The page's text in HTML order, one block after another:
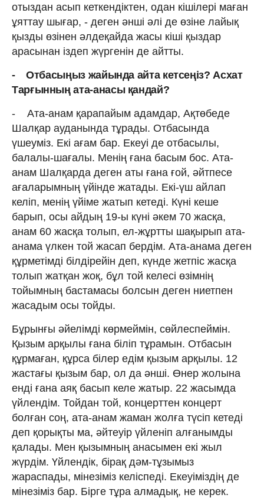
отыздан асып кеткендіктен, одан кішілері маған
ұяттау шығар, - деген әнші әлі де өзіне лайық
қызды өзінен әлдеқайда жасы кіші қыздар
арасынан іздеп жүргенін де айтты.
- Отбасыңыз жайында айта кетсеңіз? Асхат
Тарғынның ата-анасы қандай?
- Ата-анам қарапайым адамдар, Ақтөбеде
Шалқар ауданында тұрады. Отбасында
үшеуміз. Екі ағам бар. Екеуі де отбасылы,
балалы-шағалы. Менің ғана басым бос. Ата-
анам Шалқарда деген аты ғана ғой, әйтпесе
ағаларымның үйінде жатады. Екі-үш айлап
келіп, менің үйіме жатып кетеді. Күні кеше
барып, осы айдың 19-ы күні әкем 70 жасқа,
анам 60 жасқа толып, ел-жұртты шақырып ата-
анама үлкен той жасап бердім. Ата-анама деген
құрметімді білдірейін деп, күнде жетпіс жасқа
толып жатқан жоқ, бұл той келесі өзімнің
тойымның бастамасы болсын деген ниетпен
жасадым осы тойды.
Бұрынғы әйелімді көрмеймін, сөйлеспеймін.
Қызым арқылы ғана біліп тұрамын. Отбасын
құрмаған, құрса білер едім қызым арқылы. 12
жастағы қызым бар, ол да әнші. Өнер жолына
енді ғана аяқ басып келе жатыр. 22 жасымда
үйлендім. Тойдан той, концерттен концерт
болған соң, ата-анам жаман жолға түсіп кетеді
деп қорықты ма, әйтеуір үйленіп алғанымды
қалады. Мен қызымның анасымен екі жыл
жүрдім. Үйлендік, бірақ дәм-тұзымыз
жараспады, мінезіміз келіспеді. Екеуіміздің де
мінезіміз бар. Бірге тұра алмадық, не керек.